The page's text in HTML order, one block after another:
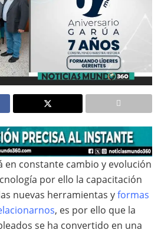
en constante cambio y evolución
por ello la capacitación
nuevas herramientas yformas
, es por ello que la
se ha convertido en una